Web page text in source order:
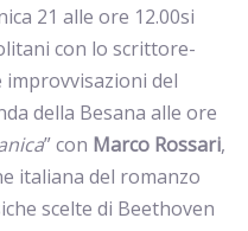
21 alle ore 12.00si
con lo scrittore-
improvvisazioni del
della Besana alle ore
” con Marco Rossari,
italiana del romanzo
scelte di Beethoven